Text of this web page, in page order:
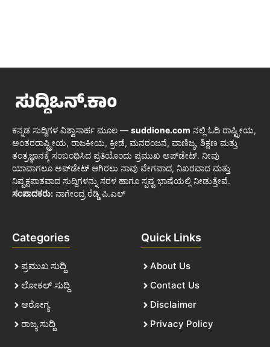
ಕನ್ನಡ ಸುದ್ದಿಗಳ ವಿಶ್ವಾಸಾರ್ಹ ಮೂಲ — suddione.com ನಲ್ಲಿ ಓದಿ ರಾಷ್ಟ್ರೀಯ,
ಅಂತರರಾಷ್ಟ್ರೀಯ, ರಾಜಕೀಯ, ಕ್ರೀಡೆ, ಮನರಂಜನೆ, ವಾಣಿಜ್ಯ, ಶಿಕ್ಷಣ ಮತ್ತು
ತಂತ್ರಜ್ಞಾನಕ್ಕೆ ಸಂಬಂಧಿಸಿದ ಪ್ರತಿಯೊಂದು ಪ್ರಮುಖ ಅಪ್‌ಡೇಟ್. ನೀವು
ಯಾವಾಗಲೂ ಅಪ್‌ಡೇಟ್ ಆಗಿರಲು ನಾವು ವೇಗವಾದ, ನಿಖರವಾದ ಮತ್ತು
ನಿಷ್ಪಕ್ಷಪಾತವಾದ ಸುದ್ದಿಗಳನ್ನು ಸರಳ ಹಾಗೂ ಸ್ಪಷ್ಟ ಭಾಷೆಯಲ್ಲಿ ನೀಡುತ್ತೇವೆ.
ಸಂಪಾದಕರು: ನಾಗೇಂದ್ರ ರೆಡ್ಡಿ ಪಿ.ಎಲ್
Categories
ಪ್ರಮುಖ ಸುದ್ದಿ
ಲೋಕಲ್ ಸುದ್ದಿ
ಆರೋಗ್ಯ
ರಾಜ್ಯ ಸುದ್ದಿ
Quick Links
About Us
Contact Us
Disclaimer
Privacy Policy